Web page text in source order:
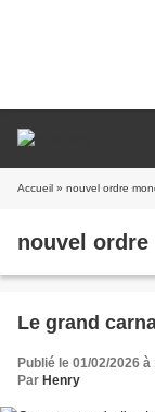
Accueil » nouvel ordre
nouvel ordre
Le grand
Publié le 01/02/2026 à
Par Henry